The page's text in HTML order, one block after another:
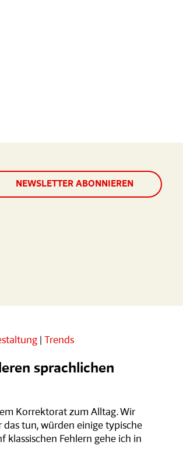
NEWSLETTER ABONNIEREN
Trends
sprachlichen
Korrektorat zum Alltag. Wir
tun, würden einige typische
klassischen Fehlern gehe ich in